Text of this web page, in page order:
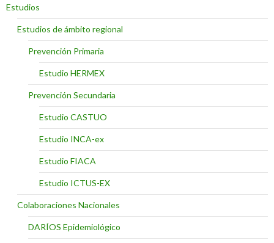
Estudios
Estudios de ámbito regional
Prevención Primaria
Estudio HERMEX
Prevención Secundaria
Estudio CASTUO
Estudio INCA-ex
Estudio FIACA
Estudio ICTUS-EX
Colaboraciones Nacionales
DARÍOS Epidemiológico